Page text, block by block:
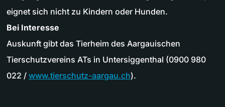
eignet sich nicht zu Kindern oder Hunden.
Bei Interesse
Auskunft gibt das Tierheim des Aargauischen
Tierschutzvereins ATs in Untersiggenthal (0900 980
022 / www.tierschutz-aargau.ch).